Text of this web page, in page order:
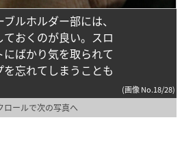
ルホルダー部には、
おくのが良い。スロ
ばかり気を取られて
忘れてしまうことも
(画像 No.18/28)
ロールで次の写真へ